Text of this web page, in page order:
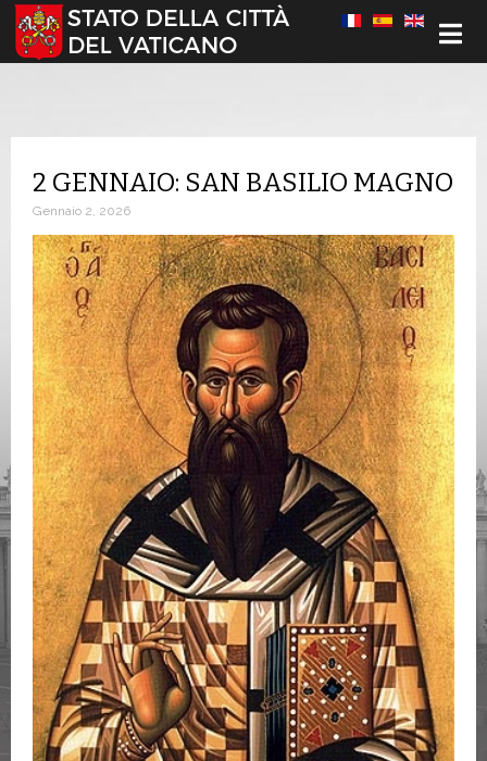
Seleziona la tua lingua
2 GENNAIO: SAN BASILIO MAGNO
Gennaio 2, 2026